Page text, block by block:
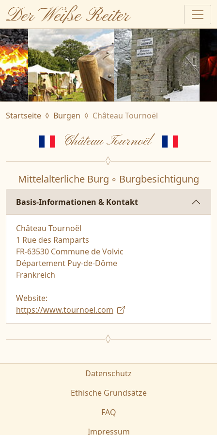
Der Weiße Reiter
Startseite Burgen Château Tournoël
Château Tournoël
Mittelalterliche Burg ◦ Burgbesichtigung
Basis-Informationen & Kontakt
Château Tournoël
1 Rue des Ramparts
FR-63530 Commune de Volvic
Département Puy-de-Dôme
Frankreich
Website:
https://www.tournoel.com
Datenschutz
Ethische Grundsätze
FAQ
Impressum